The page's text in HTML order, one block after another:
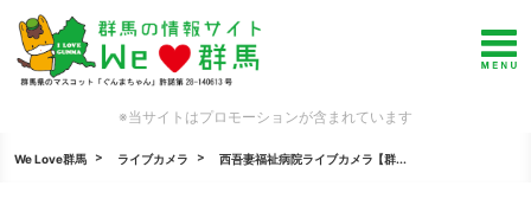
※当サイトはプロモーションが含まれています
We Love群馬 ライブカメラ 西吾妻福祉病院ライブカメラ【群...